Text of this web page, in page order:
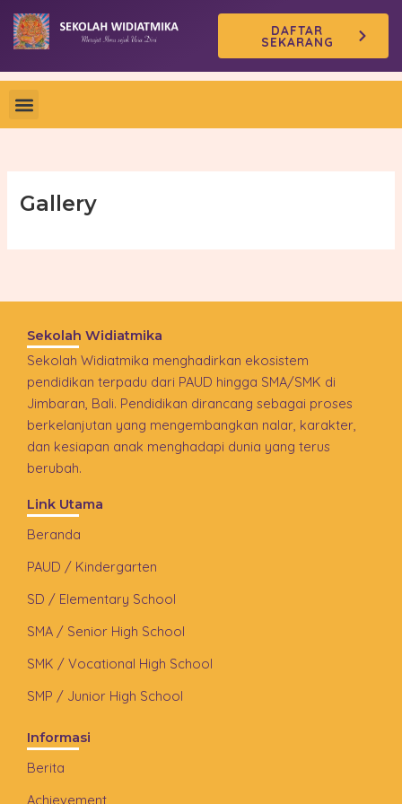
Skip
content
DAFTAR
SEKARANG
Gallery
Sekolah Widiatmika
Sekolah Widiatmika menghadirkan ekosistem
pendidikan terpadu dari PAUD hingga SMA/SMK di
Jimbaran, Bali. Pendidikan dirancang sebagai proses
berkelanjutan yang mengembangkan nalar, karakter,
dan kesiapan anak menghadapi dunia yang terus
berubah.
Link Utama
Beranda
PAUD / Kindergarten
SD / Elementary School
SMA / Senior High School
SMK / Vocational High School
SMP / Junior High School
Informasi
Berita
Achievement